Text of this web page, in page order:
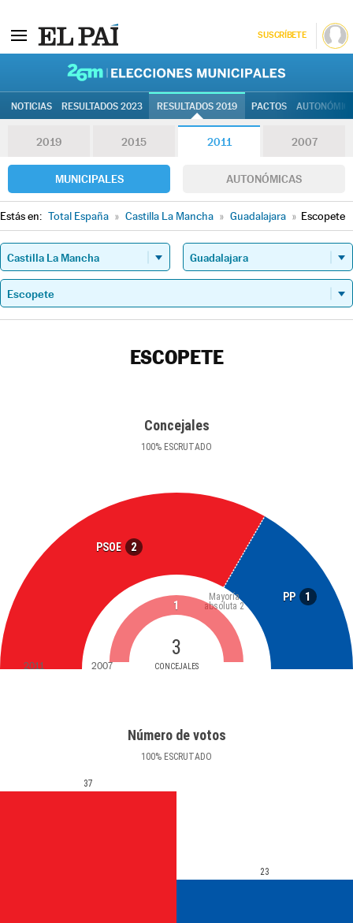
SUSCRÍBETE
NOTICIAS RESULTADOS 2023 RESULTADOS 2019 PACTOS
2019 2015 2011 2007
MUNICIPALES AUTONÓMICAS
Estás en: Total España » Castilla La Mancha » Guadalajara » Escopete
ESCOPETE
Concejales
100% ESCRUTADO
PSOE 2
PP 1
3
CONCEJALES
Mayoría
absoluta 2
1
2011 2007
Número de votos
100% ESCRUTADO
37
23